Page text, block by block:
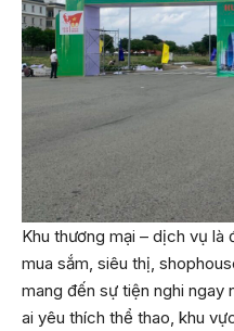
Khu thương mại – dịch vụ là
mua sắm, siêu thị,
mang đến sự tiện nghi ngay
ai yêu thích thể thao, khu